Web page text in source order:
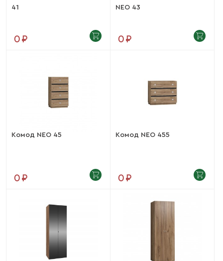
41
0 ₽
NEO 43
0 ₽
Комод NEO 45
0 ₽
Комод NEO 455
0 ₽